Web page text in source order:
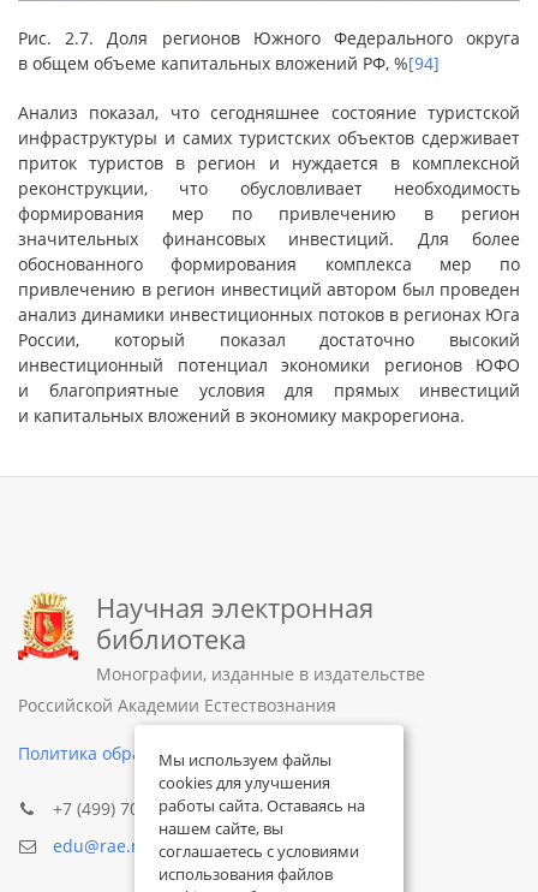
Рис. 2.7. Доля регионов Южного Федерального округа
в общем объеме капитальных вложений РФ, %[94]
Анализ показал, что сегодняшнее состояние туристской
инфраструктуры и самих туристских объектов сдерживает
приток туристов в регион и нуждается в комплексной
реконструкции, что обусловливает необходимость
формирования мер по привлечению в регион
значительных финансовых инвестиций. Для более
обоснованного формирования комплекса мер по
привлечению в регион инвестиций автором был проведен
анализ динамики инвестиционных потоков в регионах Юга
России, который показал достаточно высокий
инвестиционный потенциал экономики регионов ЮФО
и благоприятные условия для прямых инвестиций
и капитальных вложений в экономику макрорегиона.
Научная электронная
библиотека
Монографии, изданные в издательстве
Российской Академии Естествознания
Политика обработки персональных данных
+7 (499) 705-72-30
edu@rae.ru
Мы используем файлы
cookies для улучшения
работы сайта. Оставаясь на
нашем сайте, вы
соглашаетесь с условиями
использования файлов